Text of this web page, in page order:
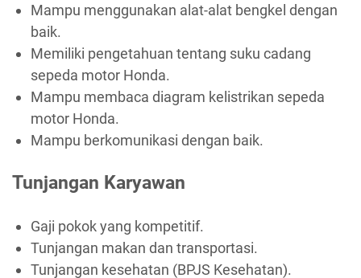
Mampu menggunakan alat-alat bengkel dengan
baik.
Memiliki pengetahuan tentang suku cadang
sepeda motor Honda.
Mampu membaca diagram kelistrikan sepeda
motor Honda.
Mampu berkomunikasi dengan baik.
Tunjangan Karyawan
Gaji pokok yang kompetitif.
Tunjangan makan dan transportasi.
Tunjangan kesehatan (BPJS Kesehatan).